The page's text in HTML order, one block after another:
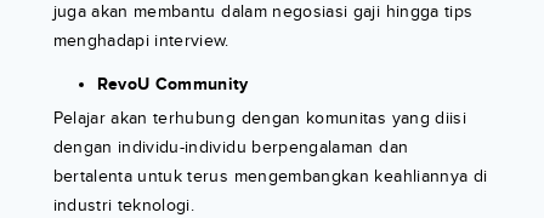
juga akan membantu dalam negosiasi gaji hingga tips
menghadapi interview.
RevoU Community
Pelajar akan terhubung dengan komunitas yang diisi
dengan individu-individu berpengalaman dan
bertalenta untuk terus mengembangkan keahliannya di
industri teknologi.